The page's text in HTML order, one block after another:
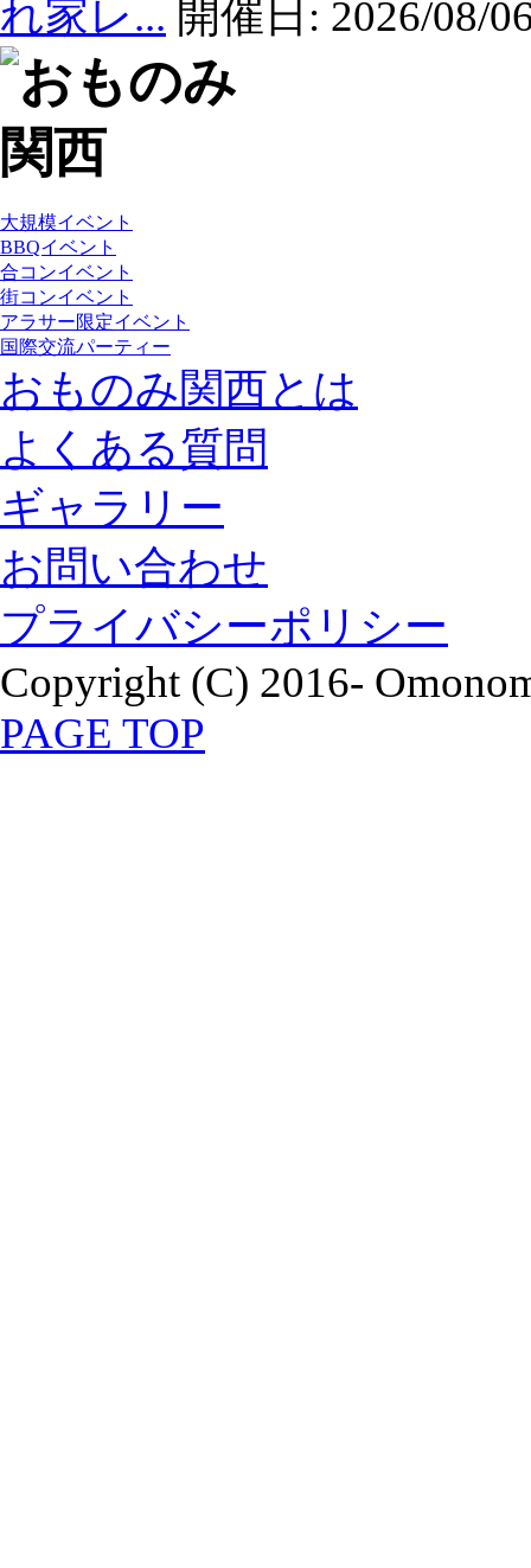
れ家レ... 開催日: 2026/08/
大規模イベント
BBQイベント
合コンイベント
街コンイベント
アラサー限定イベント
国際交流パーティー
おものみ関西とは
よくある質問
ギャラリー
お問い合わせ
プライバシーポリシー
Copyright (C) 2016-
PAGE TOP